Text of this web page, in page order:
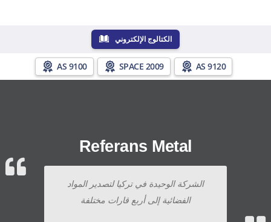
الكتالوج الإلكتروني
AS 9100 SPACE 2009 AS 9120
Referans Metal
الشركة الوحيدة في تركيا لتصدير المواد
الفضائية إلى أربع قارات مختلفة